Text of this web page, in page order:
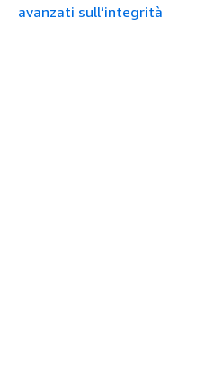
avanzati sull’integrità